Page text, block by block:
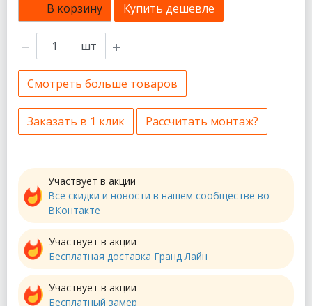
В корзину Купить дешевле
шт
Смотреть больше товаров
Заказать в 1 клик Рассчитать монтаж?
Участвует в акции
Все скидки и новости в нашем сообществе во
ВКонтакте
Участвует в акции
Бесплатная доставка Гранд Лайн
Участвует в акции
Бесплатный замер